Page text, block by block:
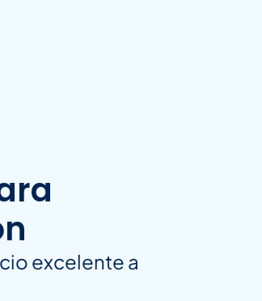
excelente a